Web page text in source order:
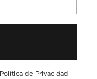
Política de Privacidad